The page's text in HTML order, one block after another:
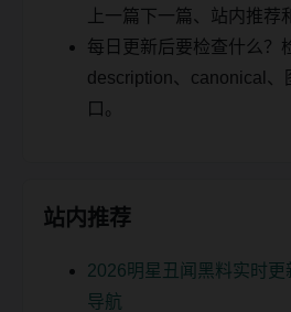
上一篇下一篇、站内推荐
每日更新后要检查什么？
description、canonical、
口。
站内推荐
2026明星丑闻黑料实时
导航